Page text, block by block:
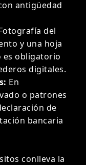
antigüedad
del
y una hoja
es obligatorio
digitales.
En
o patrones
de
bancaria
conlleva la